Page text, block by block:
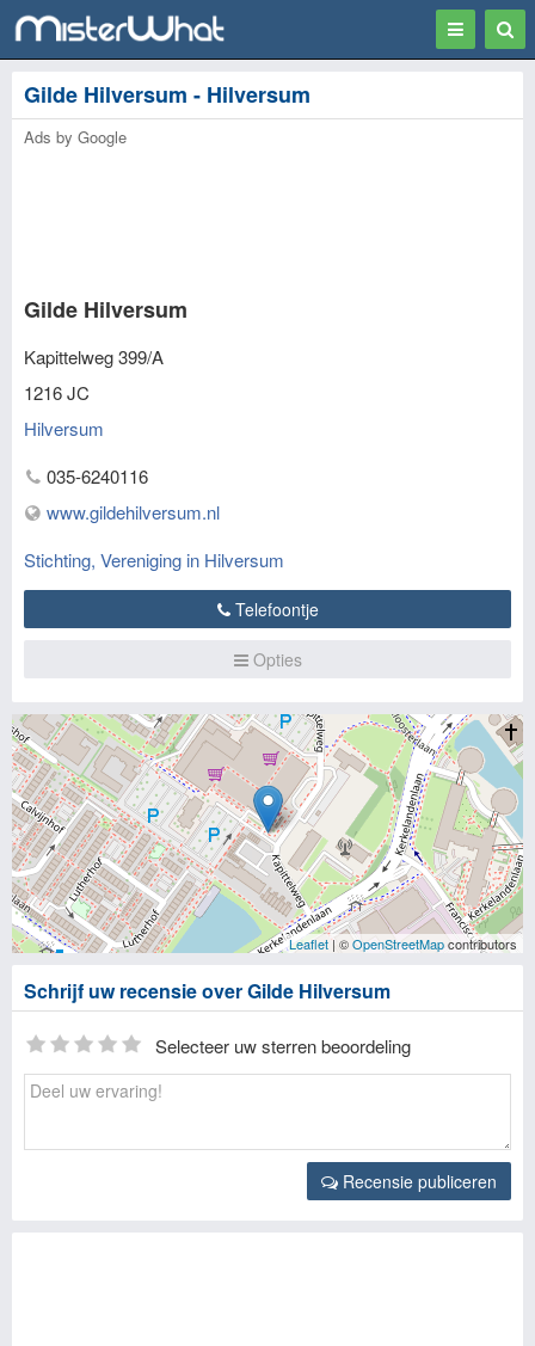
Toggle
Gilde Hilversum - Hilversum
Ads by Google
Gilde Hilversum
Kapittelweg 399/A
1216 JC
Hilversum
035-6240116
www.gildehilversum.nl
Stichting, Vereniging in Hilversum
Telefoontje
Opties
Leaflet| ©OpenStreetMapcontributors
Schrijf uw recensie over Gilde Hilversum
Selecteer uw sterren beoordeling
Recensie publiceren